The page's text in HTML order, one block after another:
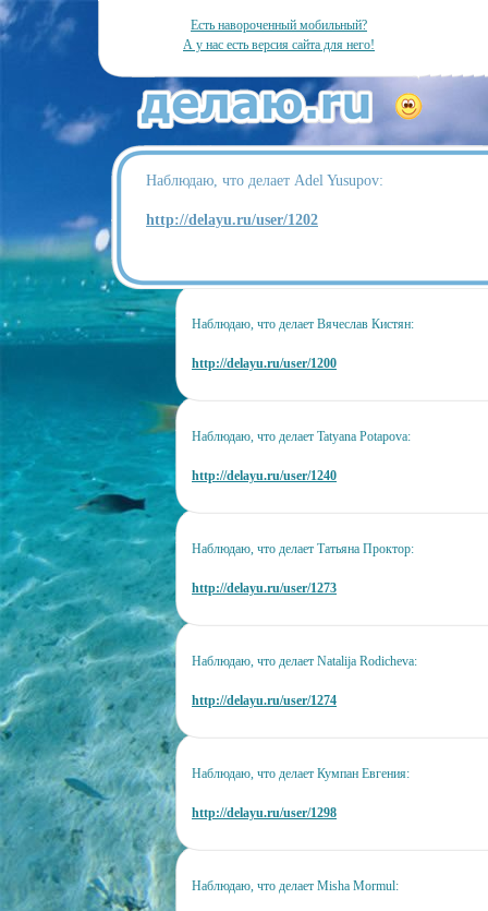
Есть навороченный мобильный?
А у нас есть версия сайта для него!
Наблюдаю, что делает Adel Yusupov:
http://delayu.ru/user/1202
Наблюдаю, что делает Вячеслав Кистян:
http://delayu.ru/user/1200
Наблюдаю, что делает Tatyana Potapova:
http://delayu.ru/user/1240
Наблюдаю, что делает Татьяна Проктор:
http://delayu.ru/user/1273
Наблюдаю, что делает Natalija Rodicheva:
http://delayu.ru/user/1274
Наблюдаю, что делает Кумпан Евгения:
http://delayu.ru/user/1298
Наблюдаю, что делает Misha Mormul: